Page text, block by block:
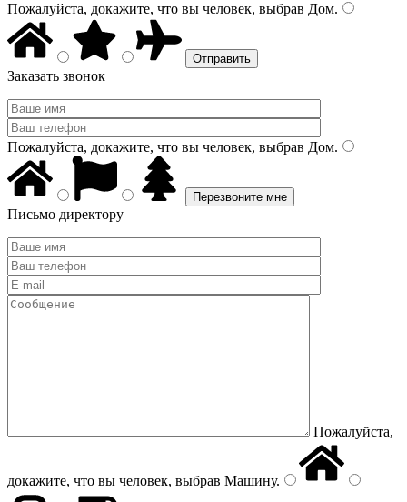
Пожалуйста, докажите, что вы человек, выбрав Дом.
Заказать звонок
Пожалуйста, докажите, что вы человек, выбрав Дом.
Письмо директору
Пожалуйста,
докажите, что вы человек, выбрав Машину.